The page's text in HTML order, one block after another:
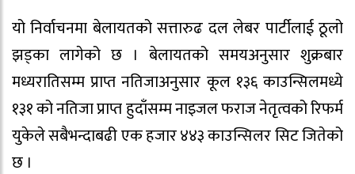
यो निर्वाचनमा बेलायतको सत्तारुढ दल लेबर पार्टीलाई ठूलो
झड्का लागेको छ । बेलायतको समयअनुसार शुक्रबार
मध्यरातिसम्म प्राप्त नतिजाअनुसार कूल १३६ काउन्सिलमध्ये
१३१ को नतिजा प्राप्त हुदाँसम्म नाइजल फराज नेतृत्वको रिफर्म
युकेले सबैभन्दाबढी एक हजार ४४३ काउन्सिलर सिट जितेको
छ ।